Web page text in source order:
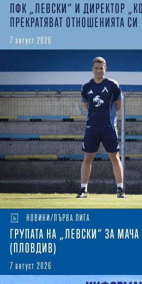
ПФК „ЛЕВСКИ“ И ДИРЕКТОР
ПРЕКРАТЯВАТ ОТНОШЕНИЯТА СИ
7 август 2026
НОВИНИ/ПЪРВА ЛИГА
ГРУПАТА НА „ЛЕВСКИ“ ЗА
(ПЛОВДИВ)
7 август 2026